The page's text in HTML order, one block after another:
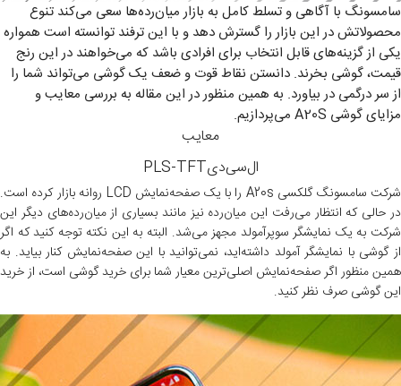
سامسونگ با آگاهی و تسلط کامل به بازار میان‌رده‌ها سعی می‌کند تنوع
محصولاتش در این بازار را گسترش دهد و با این ترفند توانسته است همواره
یکی از گزینه‌های قابل انتخاب برای افرادی باشد که می‌خواهند در این رنج
قیمت، گوشی بخرند. دانستن نقاط قوت و ضعف یک گوشی می‌تواند شما را
از سر درگمی در بیاورد. به همین منظور در این مقاله به بررسی معایب و
مزایای گوشی A20S می‌پردازیم.
معایب
ال‌سی‌دیPLS-TFT
شرکت سامسونگ گلکسی A20s را با یک صفحه‌نمایش LCD روانه بازار کرده است.
در حالی که انتظار می‌رفت این میان‌رده نیز مانند بسیاری از میان‌رده‌های دیگر این
شرکت به یک نمایشگر سوپرآمولد مجهز می‌شد. البته به این نکته توجه کنید که اگر
از گوشی با نمایشگر آمولد داشته‌اید، نمی‌توانید با این صفحه‌نمایش کنار بیاید. به
همین منظور اگر صفحه‌نمایش اصلی‌ترین معیار شما برای خرید گوشی است، از خرید
این گوشی صرف نظر کنید.